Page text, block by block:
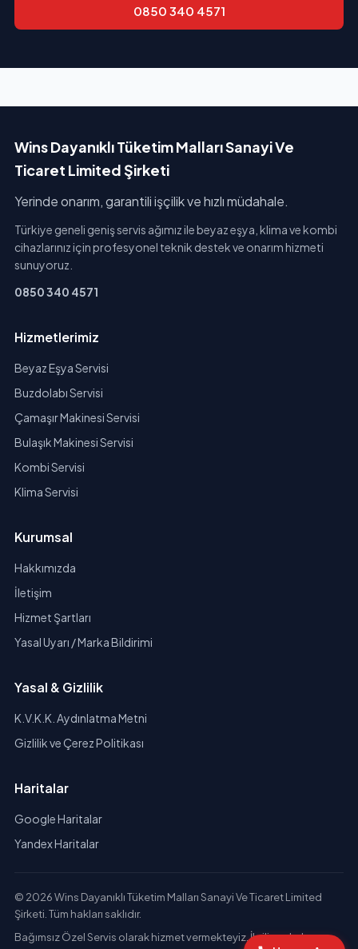
0850 340 4571
Wins Dayanıklı Tüketim Malları Sanayi Ve
Ticaret Limited Şirketi
Yerinde onarım, garantili işçilik ve hızlı müdahale.
Türkiye geneli geniş servis ağımız ile beyaz eşya, klima ve kombi
cihazlarınız için profesyonel teknik destek ve onarım hizmeti
sunuyoruz.
0850 340 4571
Hizmetlerimiz
Beyaz Eşya Servisi
Buzdolabı Servisi
Çamaşır Makinesi Servisi
Bulaşık Makinesi Servisi
Kombi Servisi
Klima Servisi
Kurumsal
Hakkımızda
İletişim
Hizmet Şartları
Yasal Uyarı / Marka Bildirimi
Yasal & Gizlilik
K.V.K.K. Aydınlatma Metni
Gizlilik ve Çerez Politikası
Haritalar
Google Haritalar
Yandex Haritalar
© 2026 Wins Dayanıklı Tüketim Malları Sanayi Ve Ticaret Limited
Şirketi. Tüm hakları saklıdır.
Bağımsız Özel Servis olarak hizmet vermekteyiz. İlgili markaların